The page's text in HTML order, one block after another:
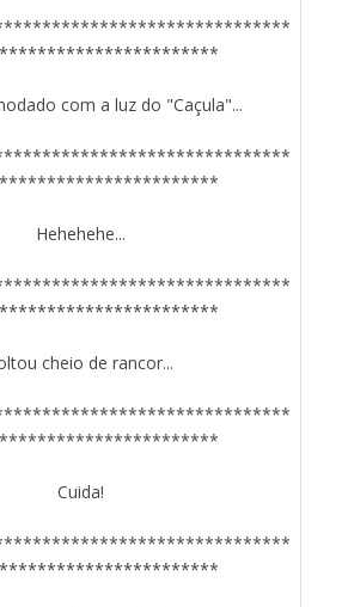
com a luz do "Caçula"...
Hehehehe...
cheio de rancor...
Cuida!